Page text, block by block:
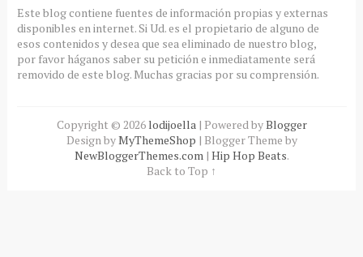
Este blog contiene fuentes de información propias y externas
disponibles en internet. Si Ud. es el propietario de alguno de
esos contenidos y desea que sea eliminado de nuestro blog,
por favor háganos saber su petición e inmediatamente será
removido de este blog. Muchas gracias por su comprensión.
Copyright © 2026 lodijoella| Powered byBlogger
Design byMyThemeShop | Blogger Theme by
NewBloggerThemes.com| Hip Hop Beats.
Back to Top ↑